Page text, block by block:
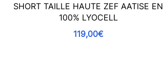
SHORT TAILLE HAUTE ZEF AATISE EN
100% LYOCELL
119,00€